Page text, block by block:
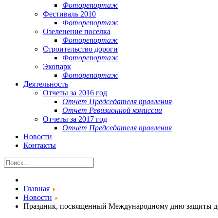
Фоторепортаж
Фестиваль 2010
Фоторепортаж
Озеленение поселка
Фоторепортаж
Строительство дороги
Фоторепортаж
Экопарк
Фоторепортаж
Деятельность
Отчеты за 2016 год
Отчет Председателя правления
Отчет Ревизионной комиссии
Отчеты за 2017 год
Отчет Председателя правления
Новости
Контакты
Главная
Новости
Праздник, посвященный Международному дню защиты